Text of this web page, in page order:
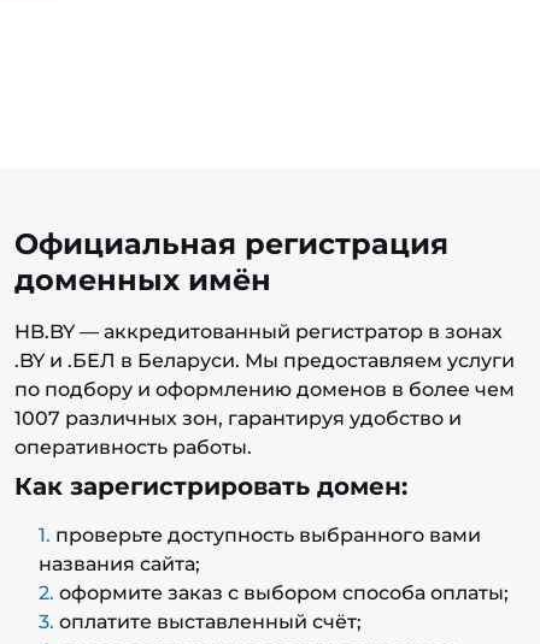
Официальная регистрация
доменных имён
HB.BY — аккредитованный регистратор в зонах
.BY и .БЕЛ в Беларуси. Мы предоставляем услуги
по подбору и оформлению доменов в более чем
1007 различных зон, гарантируя удобство и
оперативность работы.
Как зарегистрировать домен:
проверьте доступность выбранного вами
названия сайта;
оформите заказ с выбором способа оплаты;
оплатите выставленный счёт;